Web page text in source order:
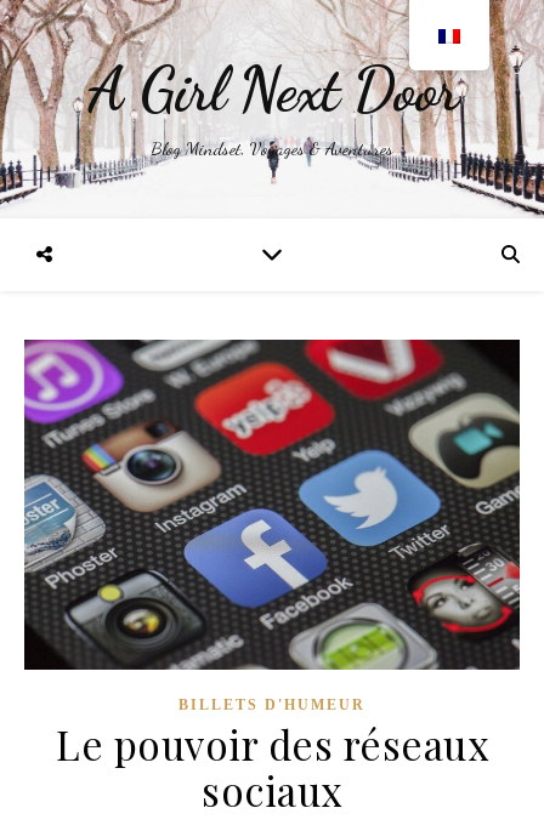
A Girl Next Door
Blog Mindset, Voyages & Aventures
BILLETS D'HUMEUR
Le pouvoir des réseaux
sociaux